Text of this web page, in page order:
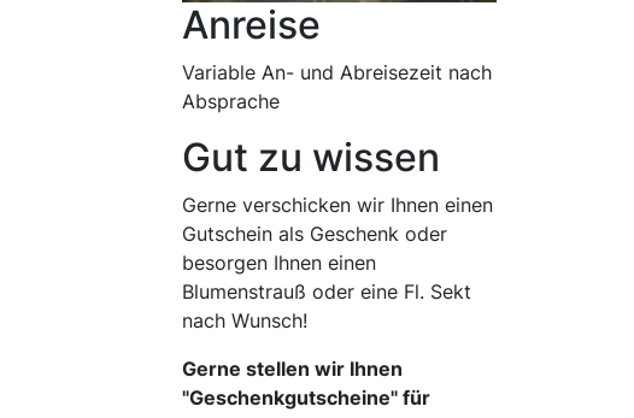
Anreise
Variable An- und Abreisezeit nach
Absprache
Gut zu wissen
Gerne verschicken wir Ihnen einen
Gutschein als Geschenk oder
besorgen Ihnen einen
Blumenstrauß oder eine Fl. Sekt
nach Wunsch!
Gerne stellen wir Ihnen
"Geschenkgutscheine" für